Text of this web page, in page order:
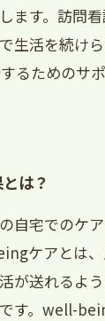
ます。訪問
生活を続け
るためのサ
は？
自宅でのケ
ケアとは
が送れるよ
す。well-